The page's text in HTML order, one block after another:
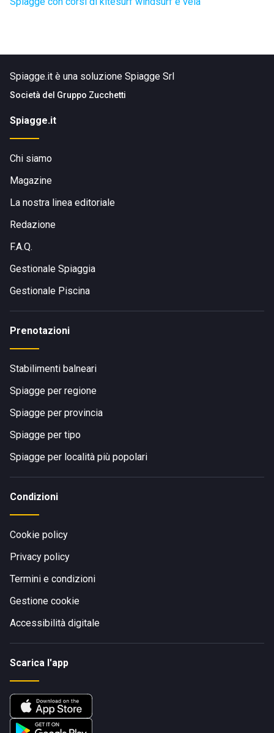
Spiagge.it è una soluzione Spiagge Srl
Società del Gruppo Zucchetti
Spiagge.it
Chi siamo
Magazine
La nostra linea editoriale
Redazione
F.A.Q.
Gestionale Spiaggia
Gestionale Piscina
Prenotazioni
Stabilimenti balneari
Spiagge per regione
Spiagge per provincia
Spiagge per tipo
Spiagge per località più popolari
Condizioni
Cookie policy
Privacy policy
Termini e condizioni
Gestione cookie
Accessibilità digitale
Scarica l'app